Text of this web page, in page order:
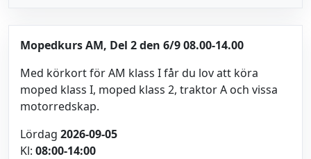
Mopedkurs AM, Del 2 den 6/9 08.00-14.00
Med körkort för AM klass I får du lov att köra
moped klass I, moped klass 2, traktor A och vissa
motorredskap.
Lördag 2026-09-05
Kl: 08:00-14:00